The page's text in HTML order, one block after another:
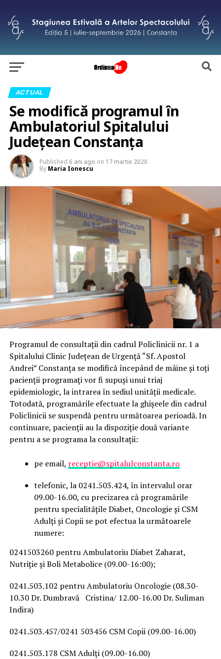
ACTUAL
Se modifică programul în
Ambulatoriul Spitalului
Judeţean Constanţa
Published 6 ani ago on 17 martie 2020
By Maria Ionescu
Programul de consultații din cadrul Policlinicii nr. 1 a
Spitalului Clinic Județean de Urgență “Sf. Apostol
Andrei” Constanța se modifică începând de mâine și toți
pacienții programați vor fi supuși unui triaj
epidemiologic, la intrarea în sediul unității medicale.
Totodată, programările efectuate la ghișeele din cadrul
Policlinicii se suspendă pentru următoarea perioadă. In
continuare, pacienții au la dispoziție două variante
pentru a se programa la consultații:
pe email, receptie@spitalulconstanta.ro
telefonic, la 0241.503.424, în intervalul orar
09.00-16.00, cu precizarea că programările
pentru specialitățile Diabet, Oncologie și CSM
Adulți și Copii se pot efectua la următoarele
numere:
0241503260 pentru Ambulatoriu Diabet Zaharat,
Nutriție și Boli Metabolice (09.00-16:00);
0241.503.102 pentru Ambulatoriu Oncologie (08.30-
10.30 Dr. Dumbravă Cristina/ 12.00-16.00 Dr. Suliman
Indira)
0241.503.457/0241 503456 CSM Copii (09.00-16.00)
0241.503.178 CSM Adulți (09.00-16.00)